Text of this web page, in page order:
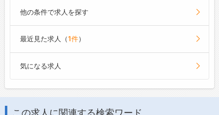
他の条件で求人を探す
最近見た求人（1件）
気になる求人